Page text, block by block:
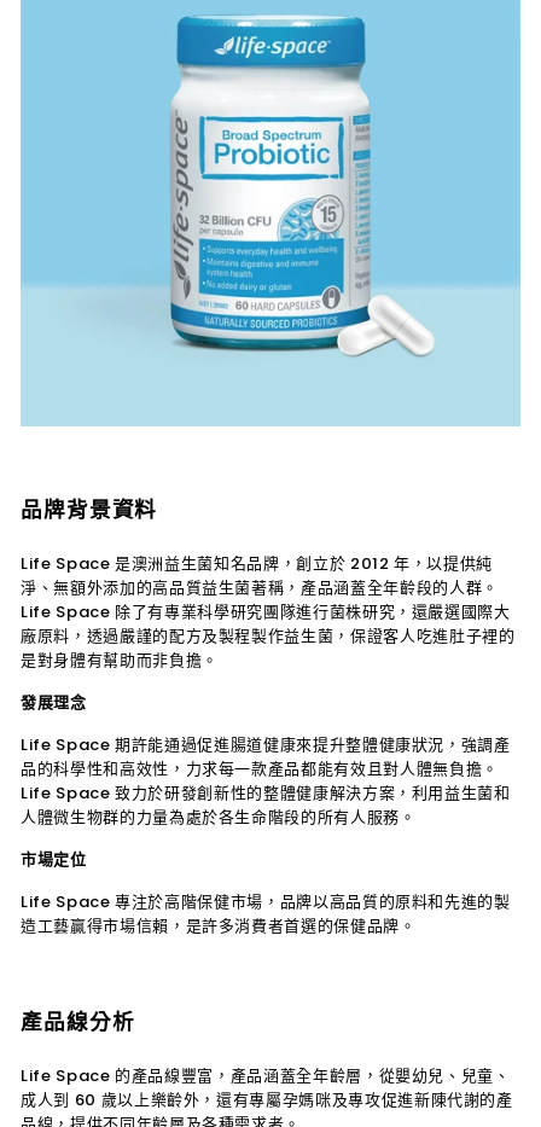
品牌背景資料
Life Space 是澳洲益生菌知名品牌，創立於 2012 年，以提供純
淨、無額外添加的高品質益生菌著稱，產品涵蓋全年齡段的人群。
Life Space 除了有專業科學研究團隊進行菌株研究，還嚴選國際大
廠原料，透過嚴謹的配方及製程製作益生菌，保證客人吃進肚子裡的
是對身體有幫助而非負擔。
發展理念
Life Space 期許能通過促進腸道健康來提升整體健康狀況，強調產
品的科學性和高效性，力求每一款產品都能有效且對人體無負擔。
Life Space 致力於研發創新性的整體健康解決方案，利用益生菌和
人體微生物群的力量為處於各生命階段的所有人服務。
市場定位
Life Space 專注於高階保健市場，品牌以高品質的原料和先進的製
造工藝贏得市場信賴，是許多消費者首選的保健品牌。
產品線分析
Life Space 的產品線豐富，產品涵蓋全年齡層，從嬰幼兒、兒童、
成人到 60 歲以上樂齡外，還有專屬孕媽咪及專攻促進新陳代謝的產